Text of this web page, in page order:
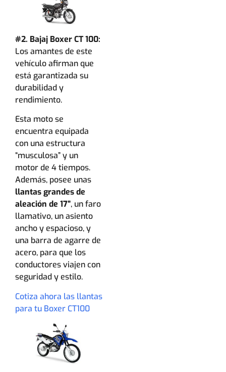
#2. Bajaj Boxer CT 100:
Los amantes de este
vehículo afirman que
está garantizada su
durabilidad y
rendimiento.
Esta moto se
encuentra equipada
con una estructura
“musculosa” y un
motor de 4 tiempos.
Además, posee unas
llantas grandes de
aleación de 17”, un faro
llamativo, un asiento
ancho y espacioso, y
una barra de agarre de
acero, para que los
conductores viajen con
seguridad y estilo.
Cotiza ahora las llantas
para tu Boxer CT100